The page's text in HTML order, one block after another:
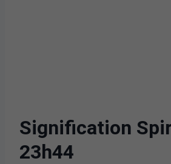
Signification
23h44